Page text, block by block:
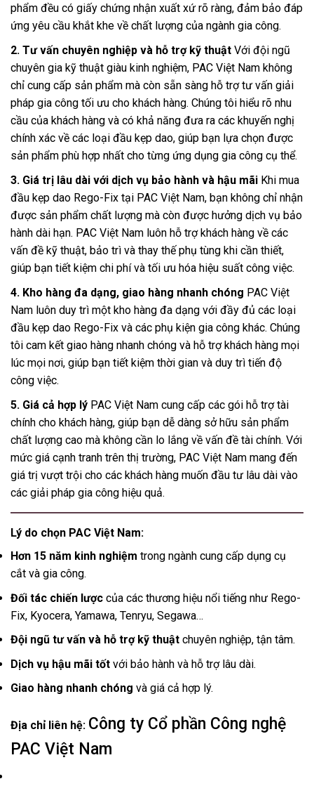
phẩm đều có giấy chứng nhận xuất xứ rõ ràng, đảm bảo đáp
ứng yêu cầu khắt khe về chất lượng của ngành gia công.
2. Tư vấn chuyên nghiệp và hỗ trợ kỹ thuật Với đội ngũ
chuyên gia kỹ thuật giàu kinh nghiệm, PAC Việt Nam không
chỉ cung cấp sản phẩm mà còn sẵn sàng hỗ trợ tư vấn giải
pháp gia công tối ưu cho khách hàng. Chúng tôi hiểu rõ nhu
cầu của khách hàng và có khả năng đưa ra các khuyến nghị
chính xác về các loại đầu kẹp dao, giúp bạn lựa chọn được
sản phẩm phù hợp nhất cho từng ứng dụng gia công cụ thể.
3. Giá trị lâu dài với dịch vụ bảo hành và hậu mãi Khi mua
đầu kẹp dao Rego-Fix tại PAC Việt Nam, bạn không chỉ nhận
được sản phẩm chất lượng mà còn được hưởng dịch vụ bảo
hành dài hạn. PAC Việt Nam luôn hỗ trợ khách hàng về các
vấn đề kỹ thuật, bảo trì và thay thế phụ tùng khi cần thiết,
giúp bạn tiết kiệm chi phí và tối ưu hóa hiệu suất công việc.
4. Kho hàng đa dạng, giao hàng nhanh chóng PAC Việt
Nam luôn duy trì một kho hàng đa dạng với đầy đủ các loại
đầu kẹp dao Rego-Fix và các phụ kiện gia công khác. Chúng
tôi cam kết giao hàng nhanh chóng và hỗ trợ khách hàng mọi
lúc mọi nơi, giúp bạn tiết kiệm thời gian và duy trì tiến độ
công việc.
5. Giá cả hợp lý PAC Việt Nam cung cấp các gói hỗ trợ tài
chính cho khách hàng, giúp bạn dễ dàng sở hữu sản phẩm
chất lượng cao mà không cần lo lắng về vấn đề tài chính. Với
mức giá cạnh tranh trên thị trường, PAC Việt Nam mang đến
giá trị vượt trội cho các khách hàng muốn đầu tư lâu dài vào
các giải pháp gia công hiệu quả.
Lý do chọn PAC Việt Nam:
Hơn 15 năm kinh nghiệm trong ngành cung cấp dụng cụ
cắt và gia công.
Đối tác chiến lược của các thương hiệu nổi tiếng như Rego-
Fix, Kyocera, Yamawa, Tenryu, Segawa…
Đội ngũ tư vấn và hỗ trợ kỹ thuật chuyên nghiệp, tận tâm.
Dịch vụ hậu mãi tốt với bảo hành và hỗ trợ lâu dài.
Giao hàng nhanh chóng và giá cả hợp lý.
Địa chỉ liên hệ: Công ty Cổ phần Công nghệ
PAC Việt Nam